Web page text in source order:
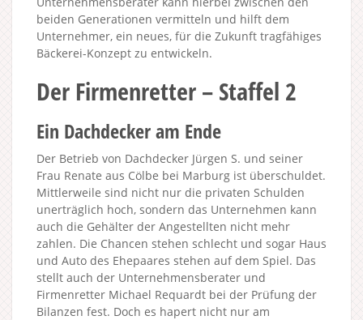
beiden Generationen vermitteln und hilft dem
Unternehmer, ein neues, für die Zukunft tragfähiges
Bäckerei-Konzept zu entwickeln.
Der Firmenretter – Staffel 2
Ein Dachdecker am Ende
Der Betrieb von Dachdecker Jürgen S. und seiner
Frau Renate aus Cölbe bei Marburg ist überschuldet.
Mittlerweile sind nicht nur die privaten Schulden
unerträglich hoch, sondern das Unternehmen kann
auch die Gehälter der Angestellten nicht mehr
zahlen. Die Chancen stehen schlecht und sogar Haus
und Auto des Ehepaares stehen auf dem Spiel. Das
stellt auch der Unternehmensberater und
Firmenretter Michael Requardt bei der Prüfung der
Bilanzen fest. Doch es hapert nicht nur am